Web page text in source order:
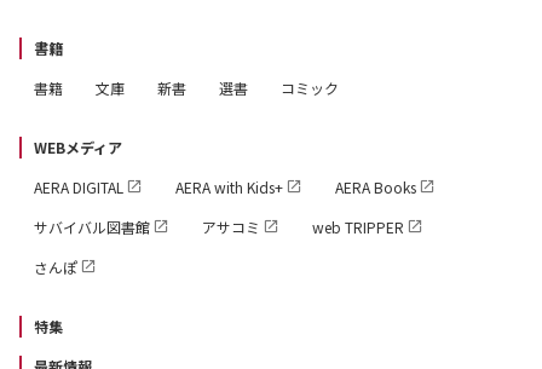
書籍
書籍
文庫 新書 選書 コミック
WEBメディア
AERA DIGITAL
AERA with Kids+
AERA Books
サバイバル図書館
アサコミ
web TRIPPER
さんぽ
特集